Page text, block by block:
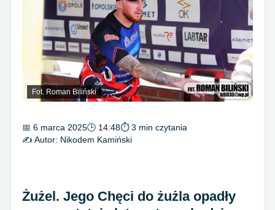
Fot. Roman Biliński
📅 6 marca 2025🕒 14:48⏱ 3 min czytania
✍️ Autor: Nikodem Kamiński
Żużel. Jego Chęci do żużla opadły